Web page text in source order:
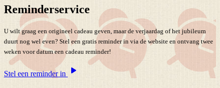
Reminderservice
U wilt graag een origineel cadeau geven, maar de verjaardag of het jubileum
duurt nog wel even? Stel een gratis reminder in via de website en ontvang twee
weken voor datum een cadeau reminder!
Stel een reminder in